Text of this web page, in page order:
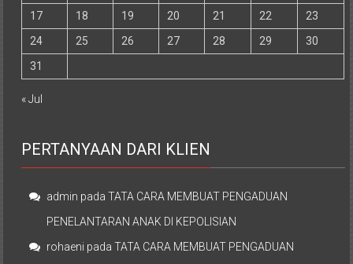
17
18 19 20 21 22
23
24
25 26 27 28 29
30
31
« Jul
PERTANYAAN DARI KLIEN
admin padaTATA CARA MEMBUAT PENGADUAN
PENELANTARAN ANAK DI KEPOLISIAN
rohaeni padaTATA CARA MEMBUAT PENGADUAN